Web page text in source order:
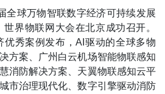
全球万物智联数字经济可持续发展
界物联网大会在北京成功召开。
优秀案例发布，AI驱动的全球多物
方案、广州白云机场智能物联感知
消防解决方案、天翼物联感知云平
市治理现代化、数字引擎驱动消防